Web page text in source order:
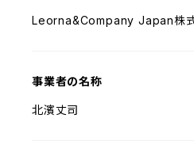
Leorna&Company Japan株
事業者の名称
北濱丈司